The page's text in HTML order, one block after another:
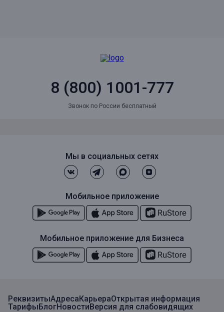
8 (800) 1001-777
Звонок по России бесплатный
РеквизитыАдресаКарьераОткрытая информация
ТарифыБлогНовостиВерсия для слабовидящих
Мы в социальных сетях
Мобильное приложение
Мобильное приложение для Бизнеса